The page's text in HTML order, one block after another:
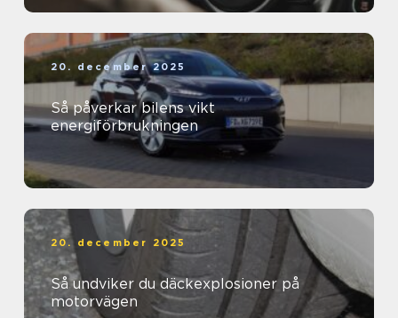
20. december 2025
Så påverkar bilens vikt
energiförbrukningen
20. december 2025
Så undviker du däckexplosioner på
motorvägen